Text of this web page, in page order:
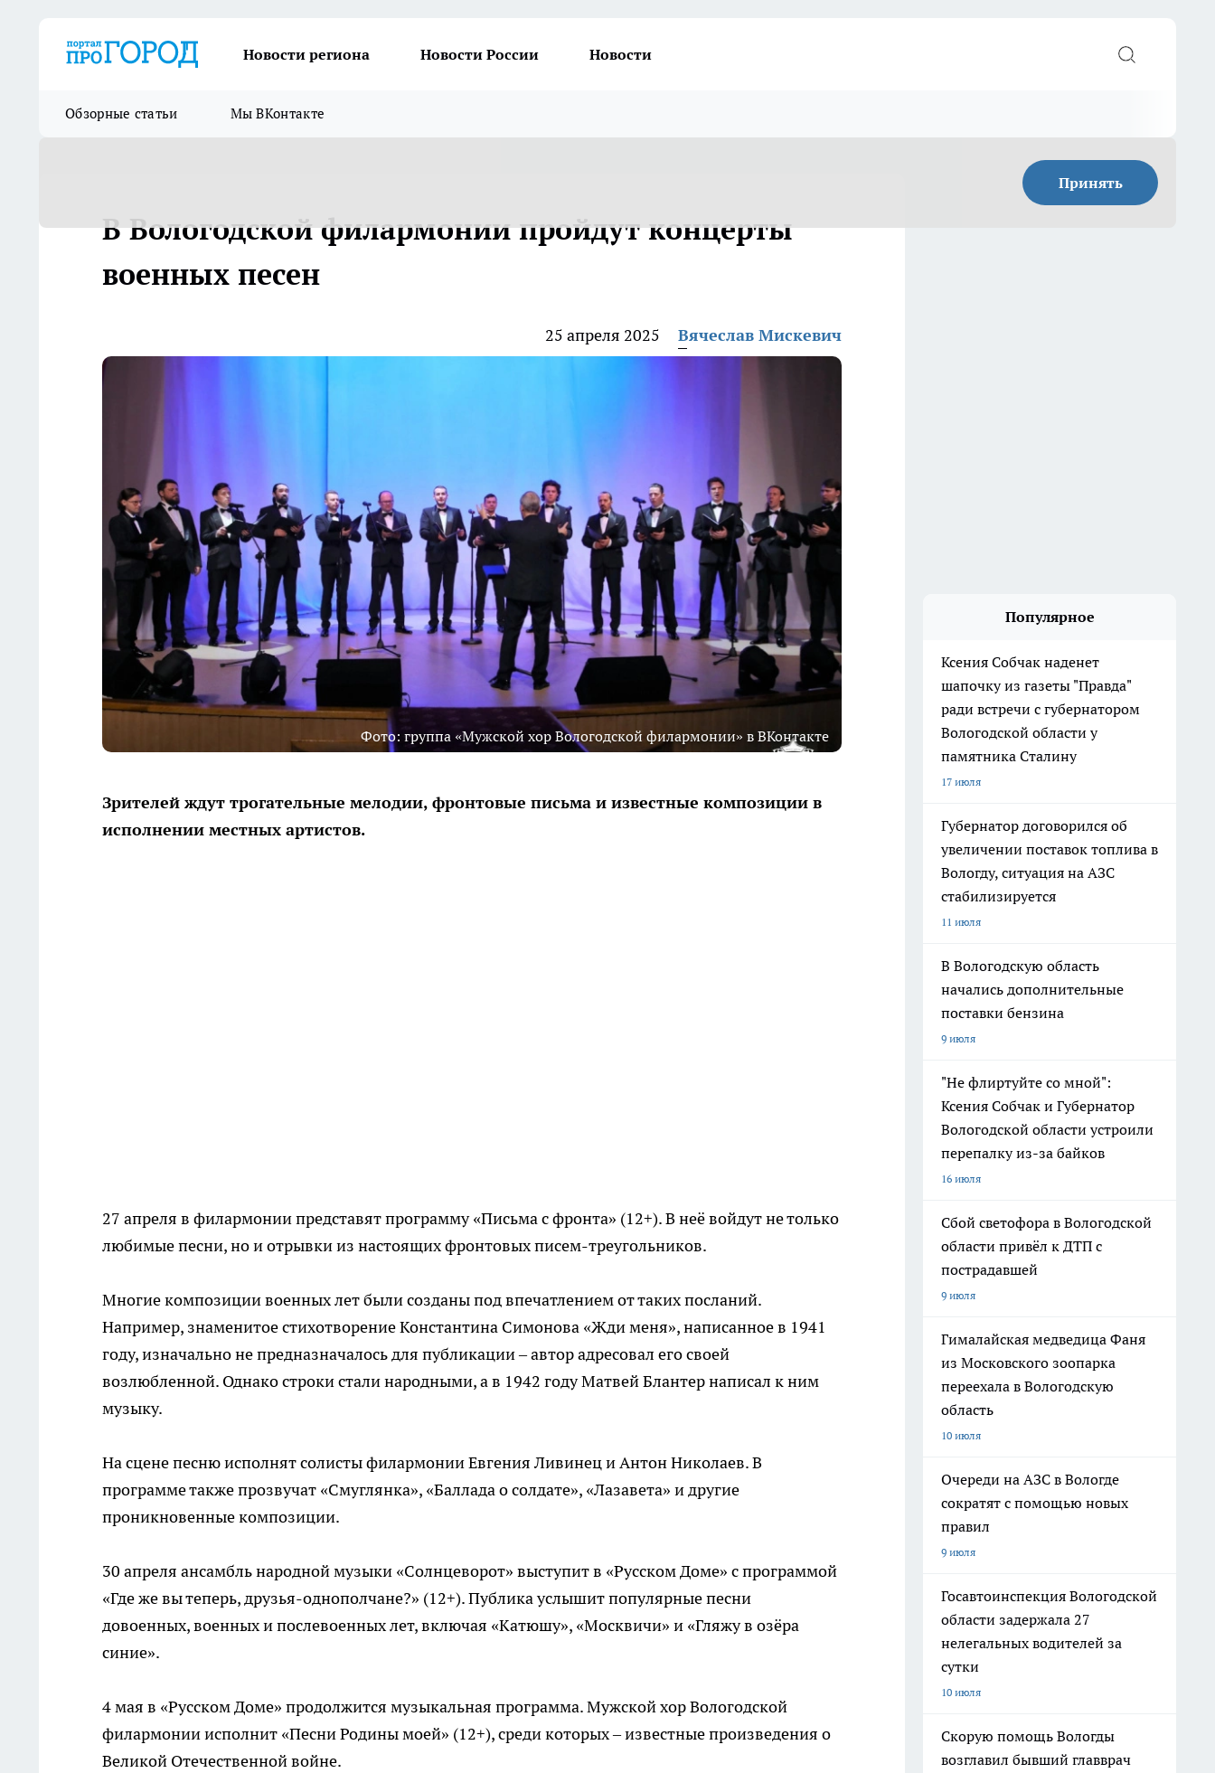
Новости региона Новости России Новости
Обзорные статьи Мы ВКонтакте
Принять
В Вологодской филармонии пройдут концерты
военных песен
25 апреля 2025 Вячеслав Мискевич
Фото: группа «Мужской хор Вологодской филармонии» в ВКонтакте
Зрителей ждут трогательные мелодии, фронтовые письма и известные композиции в
исполнении местных артистов.
27 апреля в филармонии представят программу «Письма с фронта» (12+). В неё войдут не только
любимые песни, но и отрывки из настоящих фронтовых писем-треугольников.
Многие композиции военных лет были созданы под впечатлением от таких посланий.
Например, знаменитое стихотворение Константина Симонова «Жди меня», написанное в 1941
году, изначально не предназначалось для публикации – автор адресовал его своей
возлюбленной. Однако строки стали народными, а в 1942 году Матвей Блантер написал к ним
музыку.
На сцене песню исполнят солисты филармонии Евгения Ливинец и Антон Николаев. В
программе также прозвучат «Смуглянка», «Баллада о солдате», «Лазавета» и другие
проникновенные композиции.
30 апреля ансамбль народной музыки «Солнцеворот» выступит в «Русском Доме» с программой
«Где же вы теперь, друзья-однополчане?» (12+). Публика услышит популярные песни
довоенных, военных и послевоенных лет, включая «Катюшу», «Москвичи» и «Гляжу в озёра
синие».
4 мая в «Русском Доме» продолжится музыкальная программа. Мужской хор Вологодской
филармонии исполнит «Песни Родины моей» (12+), среди которых – известные произведения о
Великой Отечественной войне.
Популярное
Ксения Собчак наденет
шапочку из газеты "Правда"
ради встречи с губернатором
Вологодской области у
памятника Сталину
17 июля
Губернатор договорился об
увеличении поставок топлива в
Вологду, ситуация на АЗС
стабилизируется
11 июля
В Вологодскую область
начались дополнительные
поставки бензина
9 июля
"Не флиртуйте со мной":
Ксения Собчак и Губернатор
Вологодской области устроили
перепалку из-за байков
16 июля
Сбой светофора в Вологодской
области привёл к ДТП с
пострадавшей
9 июля
Гималайская медведица Фаня
из Московского зоопарка
переехала в Вологодскую
область
10 июля
Очереди на АЗС в Вологде
сократят с помощью новых
правил
9 июля
Госавтоинспекция Вологодской
области задержала 27
нелегальных водителей за
сутки
10 июля
Скорую помощь Вологды
возглавил бывший главврач